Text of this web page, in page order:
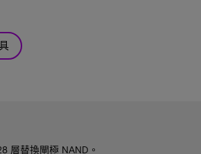
層替換閘極 NAND。